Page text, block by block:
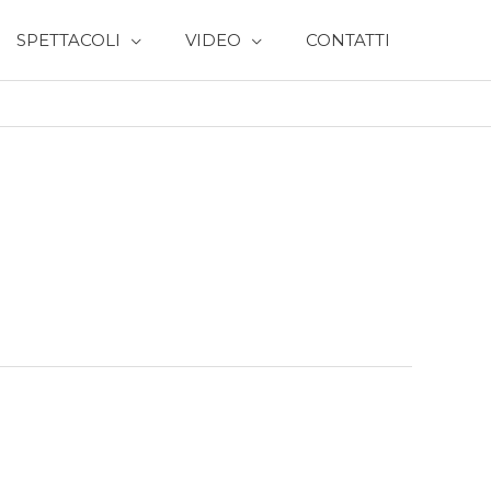
SPETTACOLI VIDEO CONTATTI